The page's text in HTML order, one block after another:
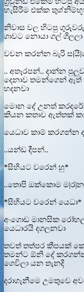
හැසිරීම එක්ක
නිවාස වල හිටපු ගුරුවරු
ගාවට නොයා ගල්
වචන කරන්න බැරි
.. අතෑරපන්.. දාන්න
දෙනාව තමන්ගෙන්
හදනවා
මොන දේ උනත්
කියන කතාව ඇත්තක්
යෙධාව කාම් කරගන්න
..යන්ඩ දීපන්..
*සිහියට වරෙන් හු*
..තොපි ඔක්කොම
*සිහියට වරෙන් යෙධා*
අංගොඩ මානසික
යෙධාරයි දගලනවා
තවත් තත්පර කීපයක්
තමන්ට ඕනි දේ
ගෙවිලා යන තැනදි
දරාගැනීමෙ උමතුවෙ